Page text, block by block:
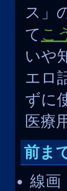
ス」
て こ
いや
エロ
ずに
医療
前ま
線画